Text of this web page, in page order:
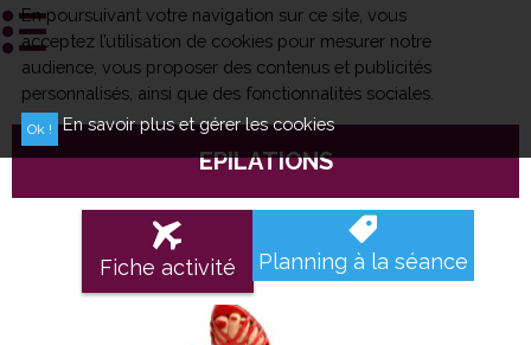
En poursuivant votre navigation sur ce site, vous
acceptez l’utilisation de cookies pour mesurer notre
audience, vous proposer des contenus et publicités
personnalisés, ainsi que des fonctionnalités sociales.
En savoir plus et gérer les cookies
EPILATIONS
Fiche activité Planning à la séance